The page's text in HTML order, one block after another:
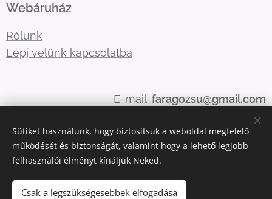
Webáruház
Rólunk
Lépj velünk kapcsolatba
E-mail: faragozsu@gmail.com
06204795082 0696422816
06209527084
Sütiket használunk, hogy biztosítsuk a weboldal megfelelő
működését és biztonságát, valamint hogy a lehető legjobb
felhasználói élményt kínáljuk Neked.
Csak a legszükségesebbek elfogadása